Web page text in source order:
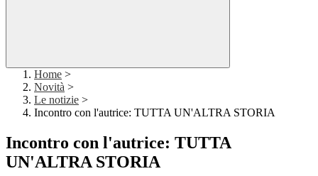
Home >
Novità >
Le notizie >
Incontro con l'autrice: TUTTA UN'ALTRA STORIA
Incontro con l'autrice: TUTTA
UN'ALTRA STORIA